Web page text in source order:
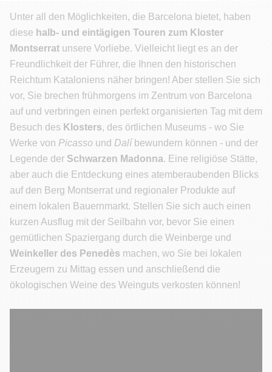
Unter all den Möglichkeiten, die Barcelona bietet, haben
diese halb- und eintägigen Touren zum Kloster
Montserrat unsere Vorliebe. Vielleicht liegt es an der
Freundlichkeit der Führer, die Ihnen den historischen
Reichtum Kataloniens näher bringen! Aber stellen Sie sich
vor, Sie brechen frühmorgens im Zentrum von Barcelona
auf und verbringen einen perfekt organisierten Tag mit dem
Besuch des Klosters, des örtlichen Museums - wo Sie
Werke von Picasso und Dalíbewundern können - und der
Legende der Schwarzen Madonna. Eine religiöse Stätte,
aber auch die Entdeckung eines atemberaubenden Blicks
auf den Berg Montserrat und regionaler Produkte auf
einem lokalen Bauernmarkt. Stellen Sie sich auch einen
kurzen Ausflug mit der Seilbahn vor, bevor Sie einen
gemütlichen Spaziergang durch die Weinberge und
Weinkeller des Penedès machen, wo Sie bei lokalen
Erzeugern zu Mittag essen und anschließend die
ökologischen Weine des Weinguts verkosten können!